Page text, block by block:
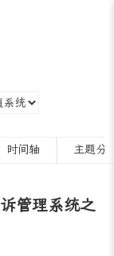
时间轴 主题分
管理系统之